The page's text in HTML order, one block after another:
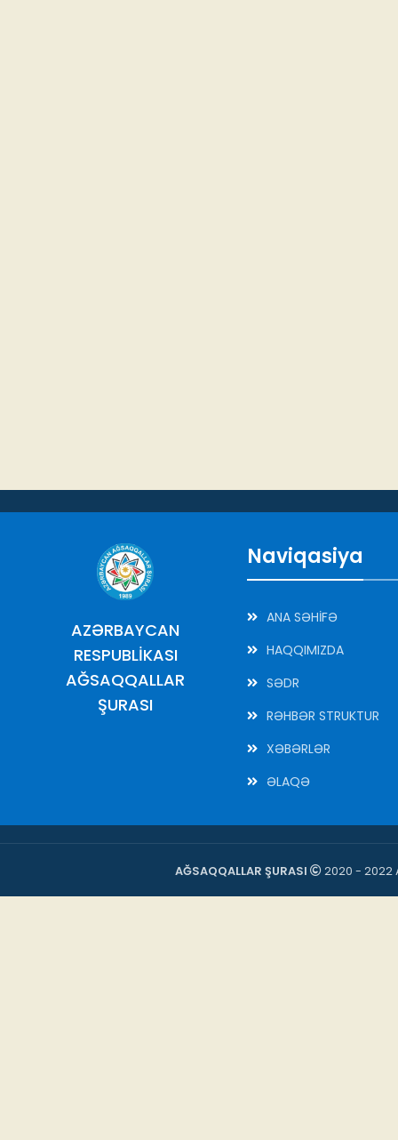
AZƏRBAYCAN
RESPUBLİKASI
AĞSAQQALLAR
ŞURASI
Naviqasiya
ANA SƏHİFƏ
HAQQIMIZDA
SƏDR
RƏHBƏR STRUKTUR
XƏBƏRLƏR
ƏLAQƏ
AĞSAQQALLAR ŞURASI 2020 - 2022